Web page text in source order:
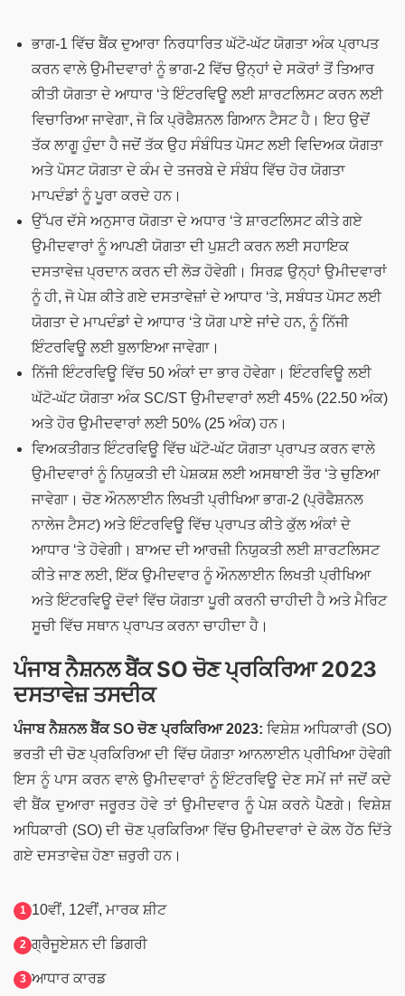
ਭਾਗ-1 ਵਿੱਚ ਬੈਂਕ ਦੁਆਰਾ ਨਿਰਧਾਰਿਤ ਘੱਟੋ-ਘੱਟ ਯੋਗਤਾ ਅੰਕ ਪ੍ਰਾਪਤ
ਕਰਨ ਵਾਲੇ ਉਮੀਦਵਾਰਾਂ ਨੂੰ ਭਾਗ-2 ਵਿੱਚ ਉਨ੍ਹਾਂ ਦੇ ਸਕੋਰਾਂ ਤੋਂ ਤਿਆਰ
ਕੀਤੀ ਯੋਗਤਾ ਦੇ ਆਧਾਰ ‘ਤੇ ਇੰਟਰਵਿਊ ਲਈ ਸ਼ਾਰਟਲਿਸਟ ਕਰਨ ਲਈ
ਵਿਚਾਰਿਆ ਜਾਵੇਗਾ, ਜੋ ਕਿ ਪ੍ਰੋਫੈਸ਼ਨਲ ਗਿਆਨ ਟੈਸਟ ਹੈ। ਇਹ ਉਦੋਂ
ਤੱਕ ਲਾਗੂ ਹੁੰਦਾ ਹੈ ਜਦੋਂ ਤੱਕ ਉਹ ਸੰਬੰਧਿਤ ਪੋਸਟ ਲਈ ਵਿਦਿਅਕ ਯੋਗਤਾ
ਅਤੇ ਪੋਸਟ ਯੋਗਤਾ ਦੇ ਕੰਮ ਦੇ ਤਜਰਬੇ ਦੇ ਸੰਬੰਧ ਵਿੱਚ ਹੋਰ ਯੋਗਤਾ
ਮਾਪਦੰਡਾਂ ਨੂੰ ਪੂਰਾ ਕਰਦੇ ਹਨ।
ਉੱਪਰ ਦੱਸੇ ਅਨੁਸਾਰ ਯੋਗਤਾ ਦੇ ਅਧਾਰ ‘ਤੇ ਸ਼ਾਰਟਲਿਸਟ ਕੀਤੇ ਗਏ
ਉਮੀਦਵਾਰਾਂ ਨੂੰ ਆਪਣੀ ਯੋਗਤਾ ਦੀ ਪੁਸ਼ਟੀ ਕਰਨ ਲਈ ਸਹਾਇਕ
ਦਸਤਾਵੇਜ਼ ਪ੍ਰਦਾਨ ਕਰਨ ਦੀ ਲੋੜ ਹੋਵੇਗੀ। ਸਿਰਫ਼ ਉਨ੍ਹਾਂ ਉਮੀਦਵਾਰਾਂ
ਨੂੰ ਹੀ, ਜੋ ਪੇਸ਼ ਕੀਤੇ ਗਏ ਦਸਤਾਵੇਜ਼ਾਂ ਦੇ ਆਧਾਰ ‘ਤੇ, ਸਬੰਧਤ ਪੋਸਟ ਲਈ
ਯੋਗਤਾ ਦੇ ਮਾਪਦੰਡਾਂ ਦੇ ਆਧਾਰ ‘ਤੇ ਯੋਗ ਪਾਏ ਜਾਂਦੇ ਹਨ, ਨੂੰ ਨਿੱਜੀ
ਇੰਟਰਵਿਊ ਲਈ ਬੁਲਾਇਆ ਜਾਵੇਗਾ।
ਨਿੱਜੀ ਇੰਟਰਵਿਊ ਵਿੱਚ 50 ਅੰਕਾਂ ਦਾ ਭਾਰ ਹੋਵੇਗਾ। ਇੰਟਰਵਿਊ ਲਈ
ਘੱਟੋ-ਘੱਟ ਯੋਗਤਾ ਅੰਕ SC/ST ਉਮੀਦਵਾਰਾਂ ਲਈ 45% (22.50 ਅੰਕ)
ਅਤੇ ਹੋਰ ਉਮੀਦਵਾਰਾਂ ਲਈ 50% (25 ਅੰਕ) ਹਨ।
ਵਿਅਕਤੀਗਤ ਇੰਟਰਵਿਊ ਵਿੱਚ ਘੱਟੋ-ਘੱਟ ਯੋਗਤਾ ਪ੍ਰਾਪਤ ਕਰਨ ਵਾਲੇ
ਉਮੀਦਵਾਰਾਂ ਨੂੰ ਨਿਯੁਕਤੀ ਦੀ ਪੇਸ਼ਕਸ਼ ਲਈ ਅਸਥਾਈ ਤੌਰ ‘ਤੇ ਚੁਣਿਆ
ਜਾਵੇਗਾ। ਚੋਣ ਔਨਲਾਈਨ ਲਿਖਤੀ ਪ੍ਰੀਖਿਆ ਭਾਗ-2 (ਪ੍ਰੋਫੈਸ਼ਨਲ
ਨਾਲੇਜ ਟੈਸਟ) ਅਤੇ ਇੰਟਰਵਿਊ ਵਿੱਚ ਪ੍ਰਾਪਤ ਕੀਤੇ ਕੁੱਲ ਅੰਕਾਂ ਦੇ
ਆਧਾਰ ‘ਤੇ ਹੋਵੇਗੀ। ਬਾਅਦ ਦੀ ਆਰਜ਼ੀ ਨਿਯੁਕਤੀ ਲਈ ਸ਼ਾਰਟਲਿਸਟ
ਕੀਤੇ ਜਾਣ ਲਈ, ਇੱਕ ਉਮੀਦਵਾਰ ਨੂੰ ਔਨਲਾਈਨ ਲਿਖਤੀ ਪ੍ਰੀਖਿਆ
ਅਤੇ ਇੰਟਰਵਿਊ ਦੋਵਾਂ ਵਿੱਚ ਯੋਗਤਾ ਪੂਰੀ ਕਰਨੀ ਚਾਹੀਦੀ ਹੈ ਅਤੇ ਮੈਰਿਟ
ਸੂਚੀ ਵਿੱਚ ਸਥਾਨ ਪ੍ਰਾਪਤ ਕਰਨਾ ਚਾਹੀਦਾ ਹੈ।
ਪੰਜਾਬ ਨੈਸ਼ਨਲ ਬੈਂਕ SO ਚੋਣ ਪ੍ਰਕਿਰਿਆ 2023
ਦਸਤਾਵੇਜ਼ ਤਸਦੀਕ
ਪੰਜਾਬ ਨੈਸ਼ਨਲ ਬੈਂਕSO ਚੋਣ ਪ੍ਰਕਿਰਿਆ 2023: ਵਿਸ਼ੇਸ਼ ਅਧਿਕਾਰੀ (SO)
ਭਰਤੀ ਦੀ ਚੋਣ ਪ੍ਰਕਿਰਿਆ ਦੀ ਵਿੱਚ ਯੋਗਤਾ ਆਨਲਾਈਨ ਪ੍ਰੀਖਿਆ ਹੋਵੇਗੀ
ਇਸ ਨੂੰ ਪਾਸ ਕਰਨ ਵਾਲੇ ਉਮੀਦਵਾਰਾਂ ਨੂੰ ਇੰਟਰਵਿਊ ਦੇਣ ਸਮੇਂ ਜਾਂ ਜਦੋਂ ਕਦੇ
ਵੀ ਬੈਂਕ ਦੁਆਰਾ ਜਰੂਰਤ ਹੋਵੇ ਤਾਂ ਉਮੀਦਵਾਰ ਨੂੰ ਪੇਸ਼ ਕਰਨੇ ਪੈਣਗੇ। ਵਿਸ਼ੇਸ਼
ਅਧਿਕਾਰੀ (SO) ਦੀ ਚੋਣ ਪ੍ਰਕਿਰਿਆ ਵਿੱਚ ਉਮੀਦਵਾਰਾਂ ਦੇ ਕੋਲ ਹੇੱਠ ਦਿੱਤੇ
ਗਏ ਦਸਤਾਵੇਜ਼ ਹੋਣਾ ਜ਼ਰੁਰੀ ਹਨ।
10ਵੀਂ, 12ਵੀਂ, ਮਾਰਕ ਸ਼ੀਟ
ਗ੍ਰੈਜੂਏਸ਼ਨ ਦੀ ਡਿਗਰੀ
ਆਧਾਰ ਕਾਰਡ